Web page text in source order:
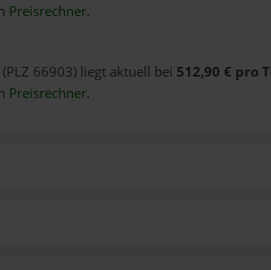
Preisrechner.
66903) liegt aktuell bei 512,90 € pro
Preisrechner.